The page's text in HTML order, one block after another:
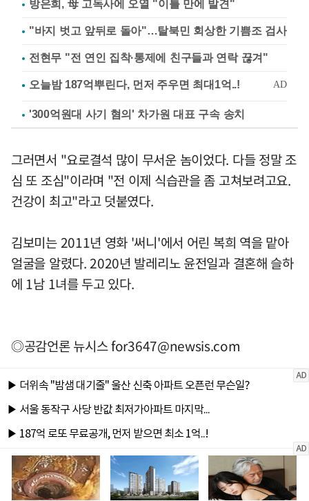
방은희, 母 고독사에 오열 "이틀 만에 발견"
"바지 벗고 앞뒤로 돌아"…탈북민 회상한 기쁨조 검사
전현무 "전 연인 집착·통제에 친구들과 연락 끊겨"
'300억원대 사기 혐의' 차가원 대표 구속 송치
그러면서 "요로결석 많이 무서운 놈이었다. 다들 정말 조
심 또 조심"이라며 "전 이제 식습관을 좀 고쳐보려고요.
건강이 최고"라고 덧붙였다.
김보미는 2011년 영화 '써니'에서 어린 복희 역을 맡아
얼굴을 알렸다. 2020년 발레리노 윤전일과 결혼해 슬하
에 1남 1녀를 두고 있다.
◎공감언론 뉴시스for3647@newsis.com